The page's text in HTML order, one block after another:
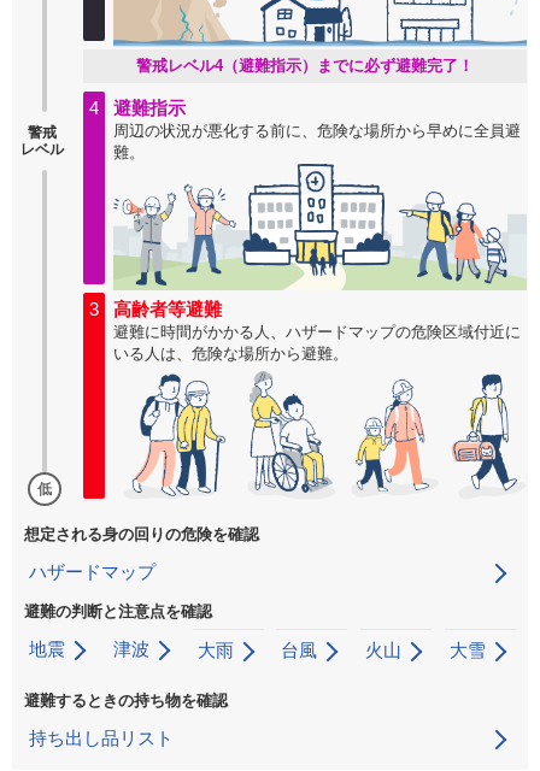
警戒
レベル
警戒レベル4（避難指示）までに必ず避難完了！
4 避難指示
周辺の状況が悪化する前に、危険な場所から早めに全員避
難。
低
3 高齢者等避難
避難に時間がかかる人、ハザードマップの危険区域付近に
いる人は、危険な場所から避難。
想定される身の回りの危険を確認
ハザードマップ
避難の判断と注意点を確認
地震 津波 大雨 台風 火山 大雪
避難するときの持ち物を確認
持ち出し品リスト